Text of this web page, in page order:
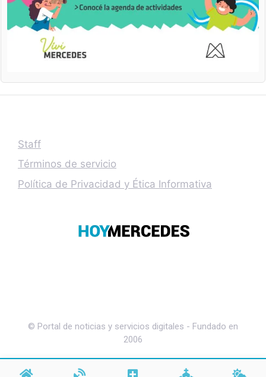
Staff
Términos de servicio
Política de Privacidad y Ética Informativa
© Portal de noticias y servicios digitales - Fundado en
2006